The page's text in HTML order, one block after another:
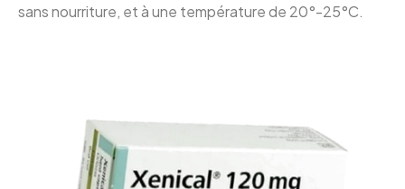
sans nourriture, et à une température de 20°-25°C.